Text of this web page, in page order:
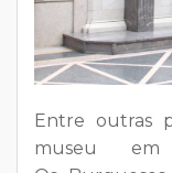
Entre outras
museu em